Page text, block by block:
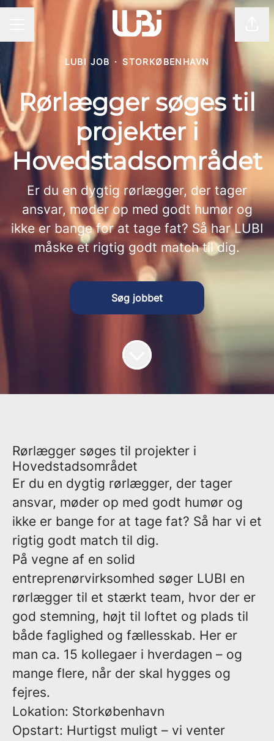
LUBI JOB · STORKØBENHAVN
Rørlægger søges til
projekter i
Hovedstadsområdet
Er du en dygtig rørlægger, der tager
ansvar, møder op med godt humør og
ikke er bange for at tage fat? Så har LUBI
måske et rigtig godt match til dig.
Søg jobbet
Rørlægger søges til projekter i
Hovedstadsområdet
Er du en dygtig rørlægger, der tager
ansvar, møder op med godt humør og
ikke er bange for at tage fat? Så har vi et
rigtig godt match til dig.
På vegne af en solid
entreprenørvirksomhed søger LUBI en
rørlægger til et stærkt team, hvor der er
god stemning, højt til loftet og plads til
både faglighed og fællesskab. Her er
man ca. 15 kollegaer i hverdagen – og
mange flere, når der skal hygges og
fejres.
Lokation: Storkøbenhavn
Opstart: Hurtigst muligt – vi venter